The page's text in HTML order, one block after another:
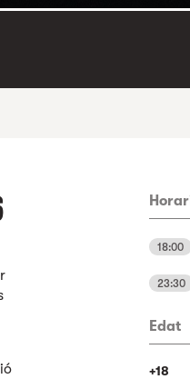
18:00
23:30
Edat
+18